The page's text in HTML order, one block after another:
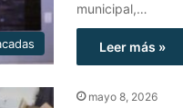
municipal,…
Leer más »
mayo 8, 2026